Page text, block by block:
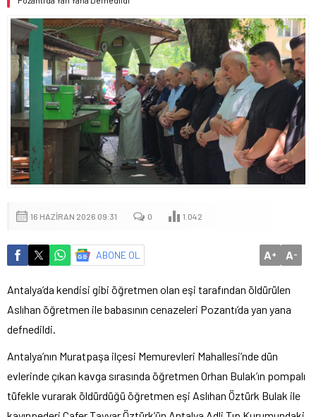
16 HAZIRAN 2026 09:31 0 1.042
ABONE OL A+ A-
Antalya’da kendisi gibi öğretmen olan eşi tarafından öldürülen
Aslıhan öğretmen ile babasının cenazeleri Pozantı’da yan yana
defnedildi.
Antalya’nın Muratpaşa ilçesi Memurevleri Mahallesi’nde dün
evlerinde çıkan kavga sırasında öğretmen Orhan Bulak’ın pompalı
tüfekle vurarak öldürdüğü öğretmen eşi Aslıhan Öztürk Bulak ile